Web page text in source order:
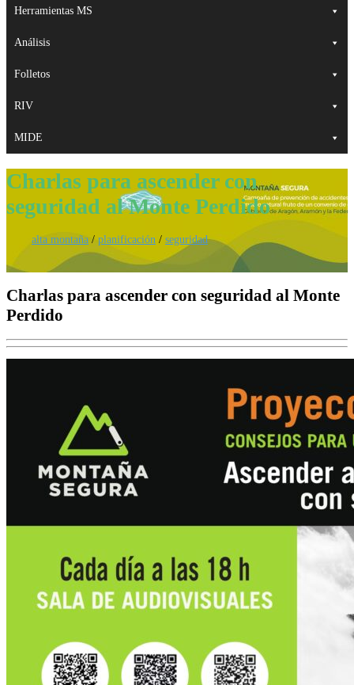
Herramientas MS
Análisis
Folletos
RIV
MIDE
Charlas para ascender con
seguridad al Monte Perdido
alta montaña / planificación / seguridad
Charlas para ascender con seguridad al Monte
Perdido